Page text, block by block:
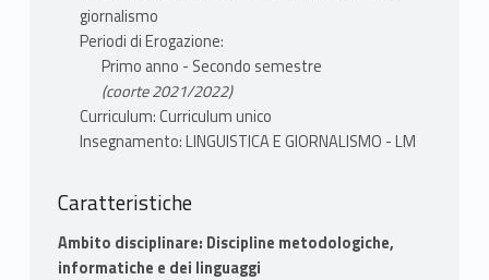
giornalismo
Periodi di Erogazione:
Primo anno - Secondo semestre
(coorte 2021/2022)
Curriculum: Curriculum unico
Insegnamento: LINGUISTICA E GIORNALISMO - LM
Caratteristiche
Ambito disciplinare: Discipline metodologiche,
informatiche e dei linguaggi